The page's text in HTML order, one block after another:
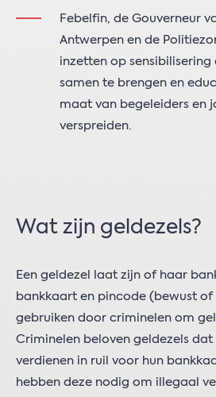
Febelfin, de Gouverneur
Antwerpen en de
inzetten op
samen te brengen en
maat van begeleiders en
verspreiden.
Wat zijn geldezels?
Een geldezel laat zijn of haar
bankkaart en pincode (bewust of
gebruiken door criminelen om
Criminelen beloven geldezels dat
verdienen in ruil voor hun
hebben deze nodig om illegaal